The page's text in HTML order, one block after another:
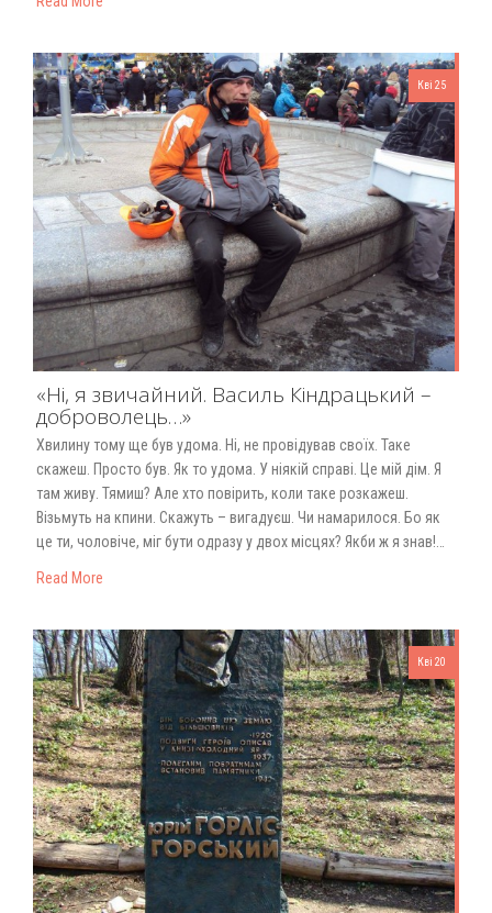
Кві 25
«Ні, я звичайний. Василь Кіндрацький –
доброволець…»
Хвилину тому ще був удома. Ні, не провідував своїх. Таке
скажеш. Просто був. Як то удома. У ніякій справі. Це мій дім. Я
там живу. Тямиш? Але хто повірить, коли таке розкажеш.
Візьмуть на кпини. Скажуть – вигадуєш. Чи намарилося. Бо як
це ти, чоловіче, міг бути одразу у двох місцях? Якби ж я знав!…
Read More
Кві 20